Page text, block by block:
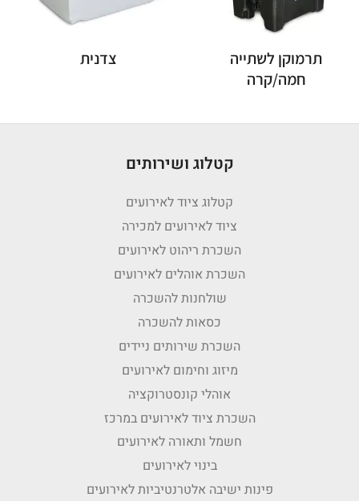
תרמוקן לשתייה
חמה/קרה
צדנית
קטלוג ושירותים
קטלוג ציוד לאירועים
ציוד לאירועים למכירה
השכרת ריהוט לאירועים
השכרת אוהלים לאירועים
שולחנות להשכרה
כסאות להשכרה
השכרת שירותים ניידים
מיזוג וחימום לאירועים
אוהלי קונסטרוקציה
השכרת ציוד לאירועים במרכז
חשמל ותאורה לאירועים
בינוי לאירועים
פינות ישיבה אלטרנטיביות לאירועים